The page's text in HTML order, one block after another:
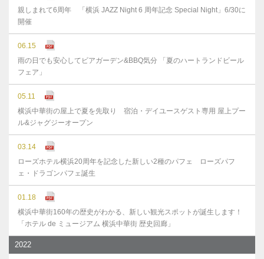
親しまれて6周年 「横浜 JAZZ Night 6 周年記念 Special Night」6/30に
開催
06.15
雨の日でも安心してビアガーデン&BBQ気分 「夏のハートランドビール
フェア」
05.11
横浜中華街の屋上で夏を先取り 宿泊・デイユースゲスト専用 屋上プー
ル&ジャグジーオープン
03.14
ローズホテル横浜20周年を記念した新しい2種のパフェ ローズパフ
ェ・ドラゴンパフェ誕生
01.18
横浜中華街160年の歴史がわかる、新しい観光スポットが誕生します！
「ホテル de ミュージアム 横浜中華街 歴史回廊」
2022